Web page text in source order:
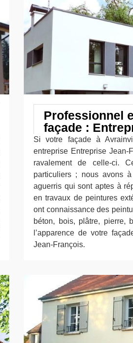
Professionnel
façade :
Si votre façade à
entreprise Entreprise Jean-
ravalement de celle-ci.
particuliers ; nous avons
aguerris qui sont aptes à
en travaux de peintures
ont connaissance des
béton, bois, plâtre, pierre,
l’apparence de votre
Jean-François.